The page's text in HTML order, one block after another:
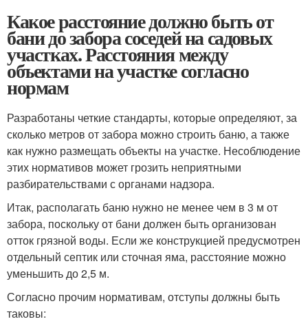
Какое расстояние должно быть от
бани до забора соседей на садовых
участках. Расстояния между
объектами на участке согласно
нормам
Разработаны четкие стандарты, которые определяют, за
сколько метров от забора можно строить баню, а также
как нужно размещать объекты на участке. Несоблюдение
этих нормативов может грозить неприятными
разбирательствами с органами надзора.
Итак, располагать баню нужно не менее чем в 3 м от
забора, поскольку от бани должен быть организован
отток грязной воды. Если же конструкцией предусмотрен
отдельный септик или сточная яма, расстояние можно
уменьшить до 2,5 м.
Согласно прочим нормативам, отступы должны быть
таковы: